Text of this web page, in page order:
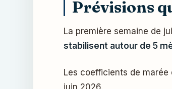
Prévisions
La première semaine de
stabilisent autour de 5
Les coefficients de
juin 2026.